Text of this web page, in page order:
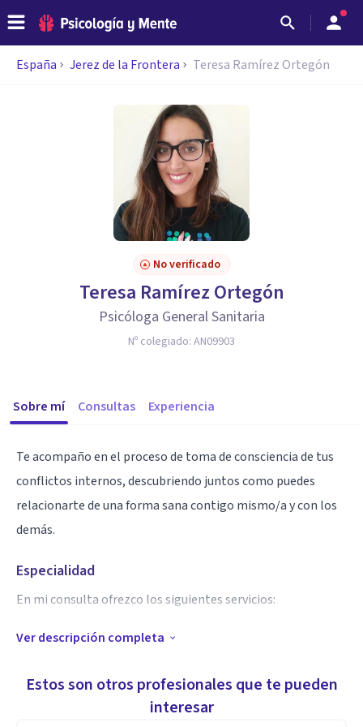
España Jerez de la Frontera Teresa Ramírez Ortegón
No verificado
Teresa Ramírez Ortegón
Psicóloga General Sanitaria
Nº colegiado: AN09903
Sobre mí Consultas Experiencia
Te acompaño en el proceso de toma de consciencia de tus
conflictos internos, descubriendo juntos como puedes
relacionarte de una forma sana contigo mismo/a y con los
demás.
Especialidad
En mi consulta ofrezco los siguientes servicios:
Terapia individual
Ver descripción completa
Estos son otros profesionales que te pueden
interesar